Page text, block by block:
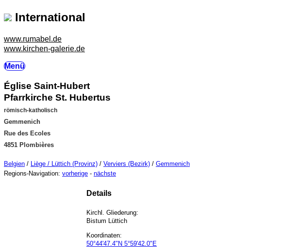
International
www.rumabel.de
www.kirchen-galerie.de
Menü
Église Saint-Hubert
Pfarrkirche St. Hubertus
römisch-katholisch
Gemmenich
Rue des Ecoles
4851 Plombières
Belgien / Liège / Lüttich (Provinz) / Verviers (Bezirk) / Gemmenich
Regions-Navigation: vorherige - nächste
Details
Kirchl. Gliederung:
Bistum Lüttich
Koordinaten:
50°44'47.4"N 5°59'42.0"E